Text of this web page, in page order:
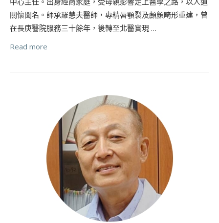
關懷聞名。師承羅慧夫醫師，專精唇顎裂及顱顏畸形重建，曾
在長庚醫院服務三十餘年，後轉至北醫實現 …
Read more